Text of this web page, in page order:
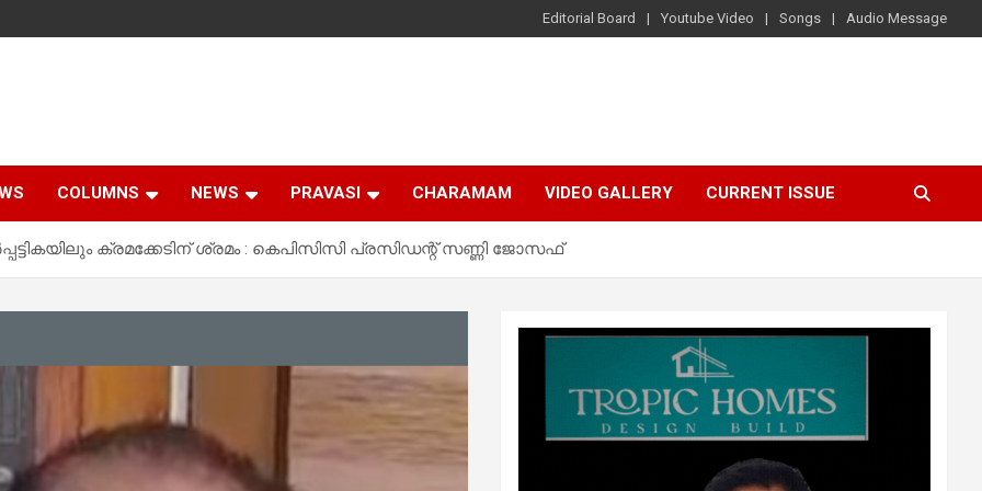
Editorial Board Youtube Video Songs Audio Message
COLUMNS NEWS PRAVASI CHARAMAM VIDEO GALLERY CURRENT ISSUE
ക്രമക്കേടിന് ശ്രമം : കെപിസിസി പ്രസിഡന്റ് സണ്ണി ജോസഫ്